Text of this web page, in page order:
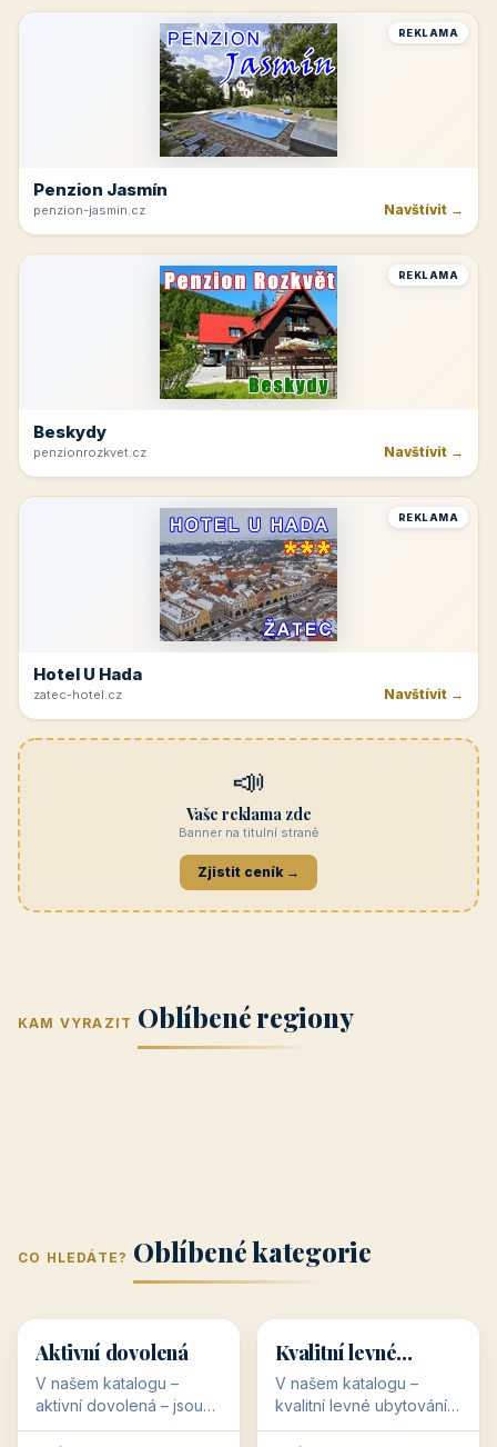
REKLAMA
Penzion Jasmín
penzion-jasmin.cz Navštívit →
REKLAMA
Beskydy
penzionrozkvet.cz Navštívit →
REKLAMA
Hotel U Hada
zatec-hotel.cz Navštívit →
📣
Vaše reklama zde
Banner na titulní straně
Zjistit ceník →
KAM VYRAZIT Oblíbené regiony
(Jihomoravský
kraj)
kraj)
Zlínský kraj Žilinský
Karlovarský
Střední Čechy
(Středočeský
CO HLEDÁTE? Oblíbené kategorie
🥾 36 objektů
Aktivní dovolená
V našem katalogu –
aktivní dovolená – jsou
pro Vás připraveny
💰
💰
34 objektů
Kvalitní levné
ubytování
V našem katalogu –
kvalitní levné ubytování –
jsou pro Vás připraveny